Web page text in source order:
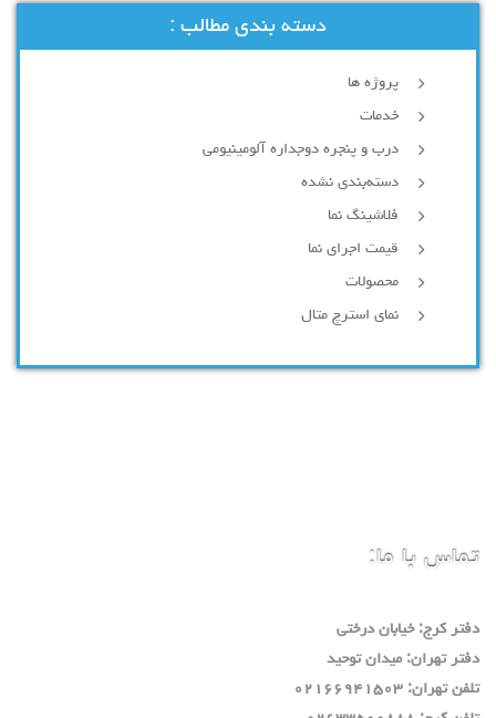
دسته بندی مطالب :
پروژه ها
خدمات
درب و پنجره دوجداره آلومینیومی
دسته‌بندی نشده
فلاشینگ نما
قیمت اجرای نما
محصولات
نمای استرچ متال
تماس با ما:
دفتر كرج: خيابان درختي
دفتر تهران: ميدان توحيد
تلفن تهران: ٠٢١٦٦٩٤١٥٠٣